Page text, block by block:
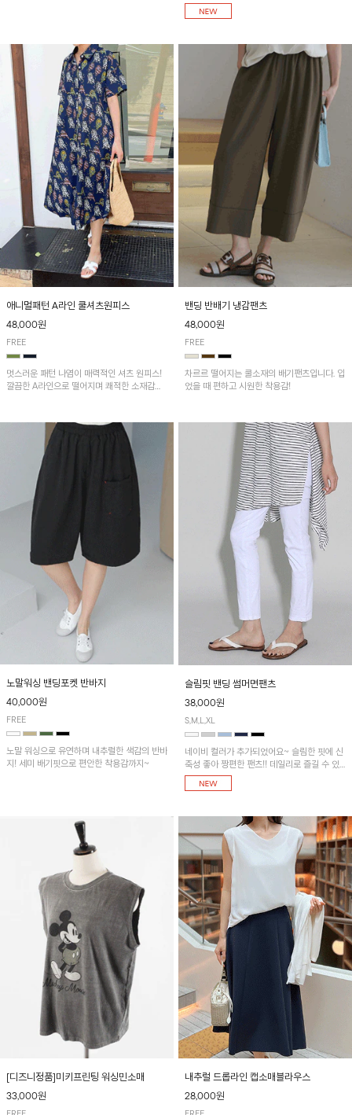
애니멀패턴 A라인 쿨셔츠원피스
48,000원
FREE
멋스러운 패턴 나염이 매력적인 셔츠 원피스!
깔끔한 A라인으로 떨어지며 쾌적한 소재감으
밴딩 반배기 냉감팬츠
48,000원
FREE
차르르 떨어지는 쿨소재의 배기팬츠입니다. 입
었을 때 편하고 시원한 착용감!
노말워싱 밴딩포켓 반바지
40,000원
FREE
노말 워싱으로 유연하며 내추럴한 색감의 반바
지! 세미 배기핏으로 편안한 착용감까지~
슬림핏 밴딩 썸머면팬츠
38,000원
S,M,L,XL
네이비 컬러가 추가되었어요~ 슬림한 핏에 신
축성 좋아 짱편한 팬츠!! 데일리로 즐길 수 있
는 기본 컬러들로 준비했어요~
[디즈니정품]미키프린팅 워싱민소매
33,000원
내추럴 드롭라인 캡소매블라우스
28,000원